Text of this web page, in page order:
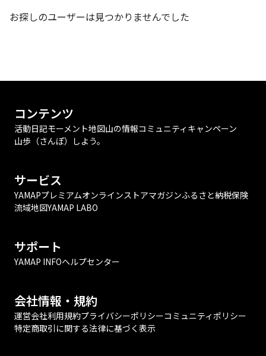
お探しのユーザーは見つかりませんでした
コンテンツ
活動日記モーメント地図山の情報コミュニティ キャンペーン
山歩（さんぽ）しよう。
サービス
YAMAPプレミアムオンラインストアマガジンふるさと納税保険
流域地図YAMAP LABO
サポート
YAMAP INFOヘルプセンター
会社情報・規約
運営会社利用規約プライバシーポリシーコミュニティポリシー
特定商取引に関する法律に基づく表示